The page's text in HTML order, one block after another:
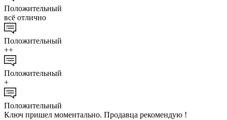
Положительный
всё отлично
Положительный
++
Положительный
+
Положительный
Ключ пришел моментально. Продавца рекомендую !